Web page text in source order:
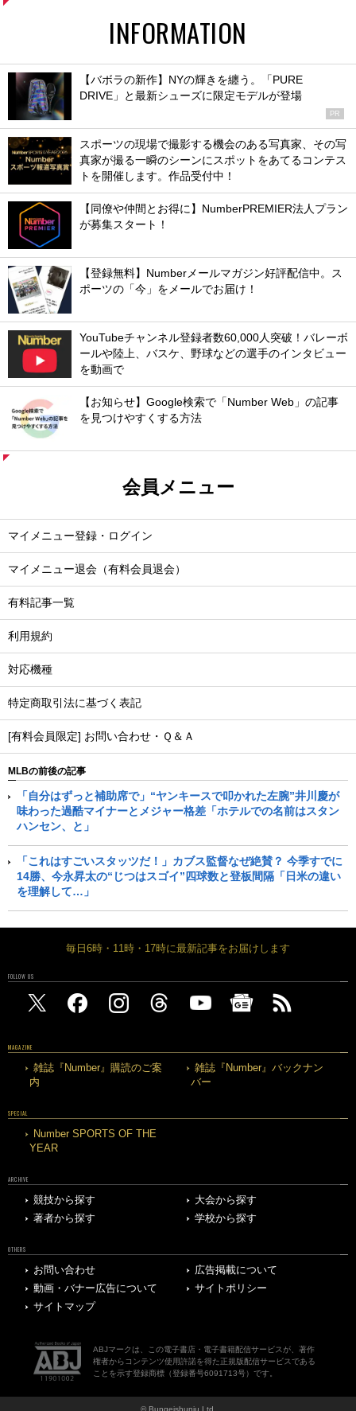
INFORMATION
【バボラの新作】NYの輝きを纏う。「PURE
DRIVE」と最新シューズに限定モデルが登場
PR
スポーツの現場で撮影する機会のある写真家、その写
真家が撮る一瞬のシーンにスポットをあてるコンテス
トを開催します。作品受付中！
【同僚や仲間とお得に】NumberPREMIER法人プラン
が募集スタート！
【登録無料】Numberメールマガジン好評配信中。ス
ポーツの「今」をメールでお届け！
YouTubeチャンネル登録者数60,000人突破！バレーボ
ールや陸上、バスケ、野球などの選手のインタビュー
を動画で
【お知らせ】Google検索で「Number Web」の記事
を見つけやすくする方法
会員メニュー
マイメニュー登録・ログイン
マイメニュー退会（有料会員退会）
有料記事一覧
利用規約
対応機種
特定商取引法に基づく表記
[有料会員限定] お問い合わせ・Ｑ＆Ａ
MLBの前後の記事
「自分はずっと補助席で」“ヤンキースで叩かれた左腕”井川慶が
味わった過酷マイナーとメジャー格差「ホテルでの名前はスタン
ハンセン、と」
「これはすごいスタッツだ！」カブス監督なぜ絶賛？ 今季すでに
14勝、今永昇太の“じつはスゴイ”四球数と登板間隔「日米の違い
を理解して…」
毎日6時・11時・17時に最新記事をお届けします
FOLLOW US
MAGAZINE
雑誌『Number』購読のご案
内
雑誌『Number』バックナン
バー
SPECIAL
Number SPORTS OF THE
YEAR
ARCHIVE
競技から探す
大会から探す
著者から探す
学校から探す
OTHERS
お問い合わせ
広告掲載について
動画・バナー広告について
サイトポリシー
サイトマップ
ABJマークは、この電子書店・電子書籍配信サービスが、著作
権者からコンテンツ使用許諾を得た正規版配信サービスである
ことを示す登録商標（登録番号6091713号）です。